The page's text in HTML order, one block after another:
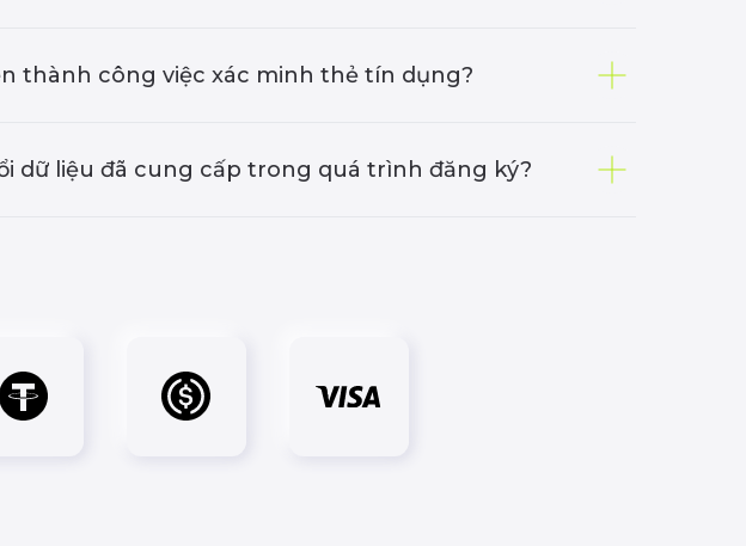
thành công việc xác minh thẻ tín dụng?
dữ liệu đã cung cấp trong quá trình đăng ký?